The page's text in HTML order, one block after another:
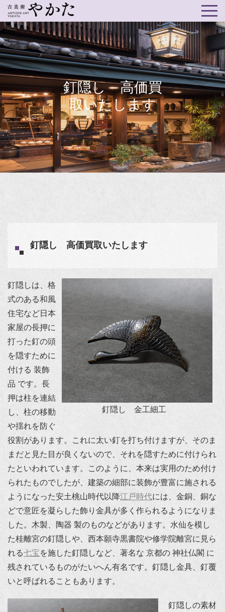
釘隠し 高価買
取いたします
釘隠し 高価買取いたします
釘隠し 金工細工
釘隠しは、格
式のある和風
住宅など日本
家屋の長押に
打った釘の頭
を隠すために
付ける 装飾
品 です。長
押は柱を連結
し、柱の移動
や揺れを防ぐ
役割があります。これに太い釘を打ち付けますが、そのま
まだと見た目が良くないので、それを隠すために付けられ
たといわれています。このように、本来は実用のため付け
られたものでしたが、建築の細部に装飾が豊富に施される
ようになった安土桃山時代以降江戸時代には、金銅、銅な
どで意匠を凝らした飾り金具が多く作られるようになりま
した。木製、陶器 製のものなどがあります。水仙を模し
た桂離宮の釘隠しや、西本願寺黒書院や修学院離宮に見ら
れる七宝を施した釘隠しなど、著名な 京都の 神社仏閣 に
残されているものがたいへん有名です。釘隠し金具、釘覆
いと呼ばれることもあります。
釘隠しの素材